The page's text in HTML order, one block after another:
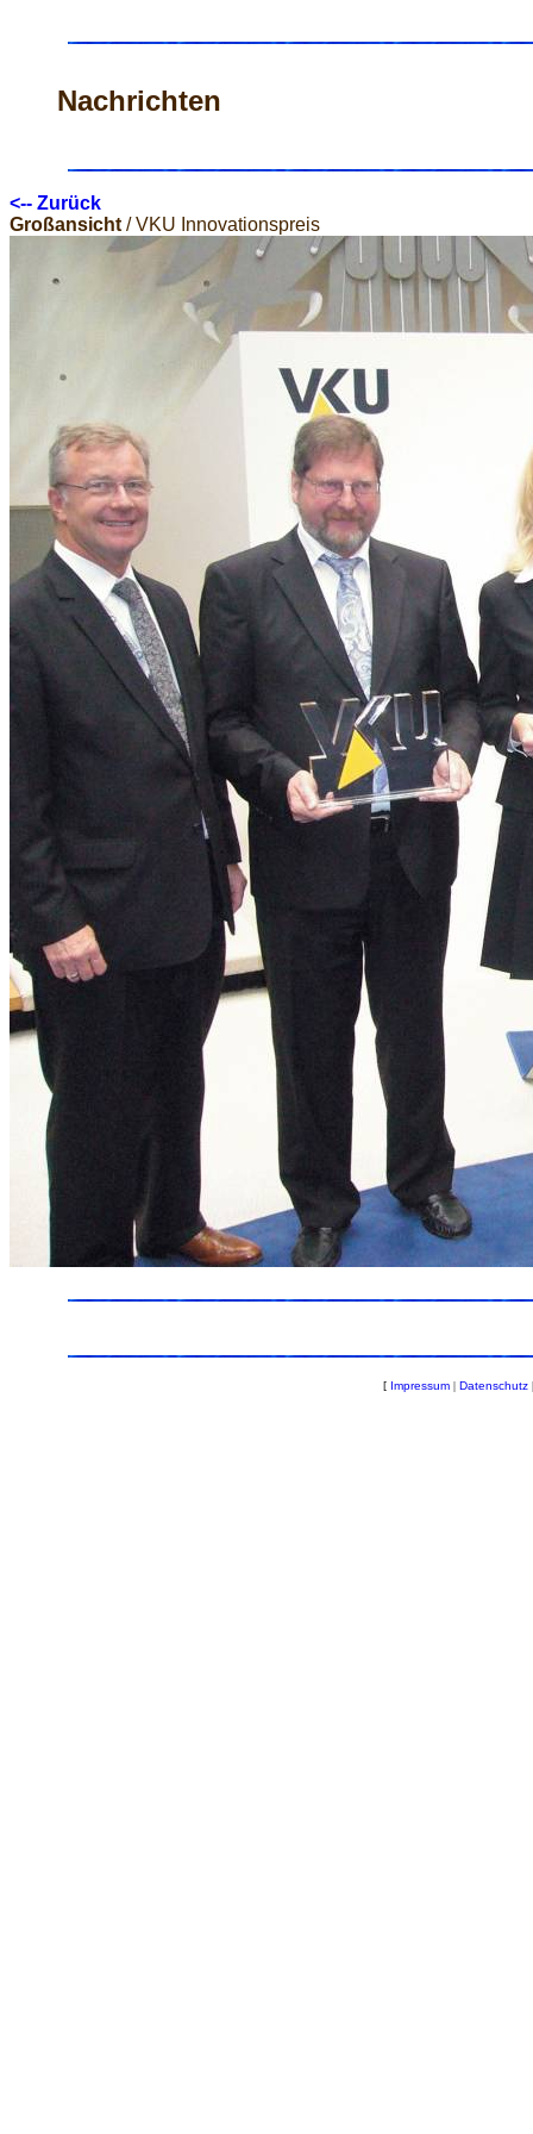
Nachrichten
<-- Zurück
Großansicht / VKU Innovationspreis
[ Impressum | Datenschutz